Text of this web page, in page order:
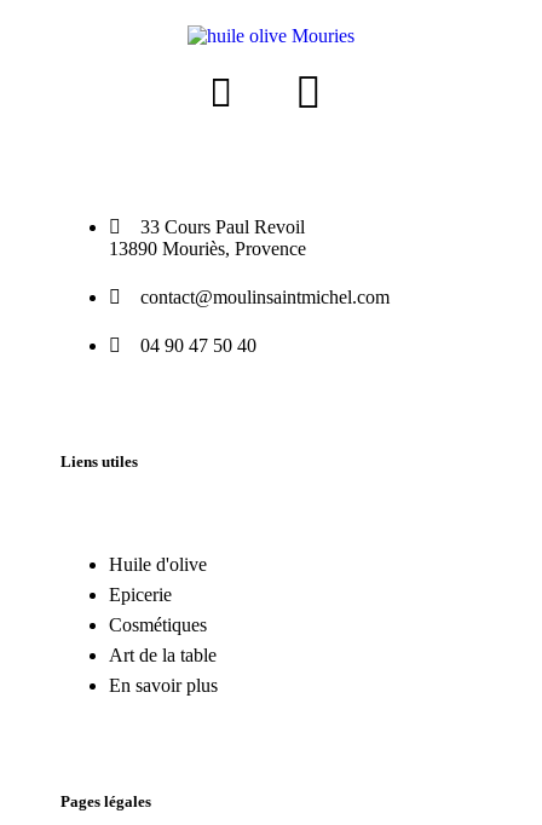
33 Cours Paul Revoil
13890 Mouriès, Provence
contact@moulinsaintmichel.com
04 90 47 50 40
Liens utiles
Huile d'olive
Epicerie
Cosmétiques
Art de la table
En savoir plus
Pages légales